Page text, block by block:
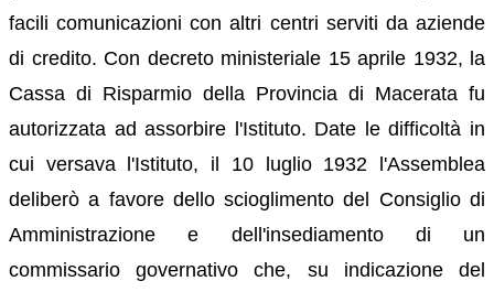
facili comunicazioni con altri centri serviti da aziende
di credito. Con decreto ministeriale 15 aprile 1932, la
Cassa di Risparmio della Provincia di Macerata fu
autorizzata ad assorbire l'Istituto. Date le difficoltà in
cui versava l'Istituto, il 10 luglio 1932 l'Assemblea
deliberò a favore dello scioglimento del Consiglio di
Amministrazione e dell'insediamento di un
commissario governativo che, su indicazione del